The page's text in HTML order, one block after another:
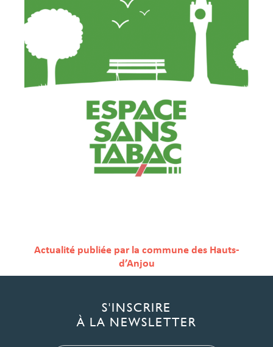
Actualité publiée par la commune des Hauts-
d’Anjou
S'INSCRIRE
À LA NEWSLETTER